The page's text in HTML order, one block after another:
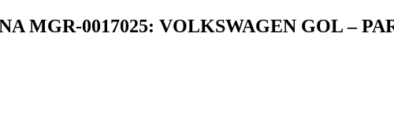
MGR-0017025: VOLKSWAGEN GOL –